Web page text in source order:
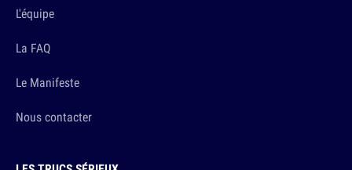
L'équipe
La FAQ
Le Manifeste
Nous contacter